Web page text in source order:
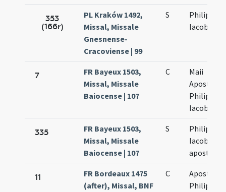
353
(166r)
PL Kraków 1492,
Missal, Missale
Gnesnense-
Cracoviense | 99
S
Philippi et
Iacobi
7
FR Bayeux 1503,
Missal, Missale
Baiocense | 107
C
Maii
Philippi et
Iacobi
335
FR Bayeux 1503,
Missal, Missale
Baiocense | 107
S
Philippi et
Iacobi
11
FR Bordeaux 1475
(after), Missal, BNF
C
Philippi et